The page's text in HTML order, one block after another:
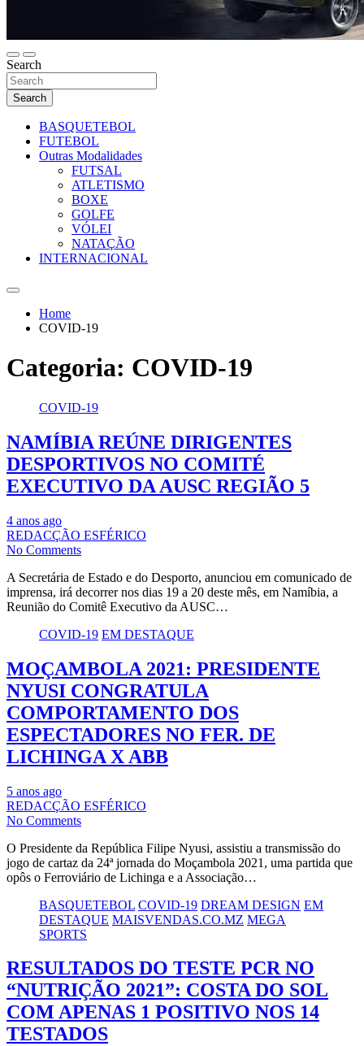
Search
Search
BASQUETEBOL
FUTEBOL
Outras Modalidades
FUTSAL
ATLETISMO
BOXE
GOLFE
VÓLEI
NATAÇÃO
INTERNACIONAL
Home
COVID-19
Categoria: COVID-19
COVID-19
NAMÍBIA REÚNE DIRIGENTES
DESPORTIVOS NO COMITÉ
EXECUTIVO DA AUSC REGIÃO 5
4 anos ago
REDACÇÃO ESFÉRICO
No Comments
A Secretária de Estado e do Desporto, anunciou em comunicado de
imprensa, irá decorrer nos dias 19 a 20 deste mês, em Namíbia, a
Reunião do Comitê Executivo da AUSC…
COVID-19 EM DESTAQUE
MOÇAMBOLA 2021: PRESIDENTE
NYUSI CONGRATULA
COMPORTAMENTO DOS
ESPECTADORES NO FER. DE
LICHINGA X ABB
5 anos ago
REDACÇÃO ESFÉRICO
No Comments
O Presidente da República Filipe Nyusi, assistiu a transmissão do
jogo de cartaz da 24ª jornada do Moçambola 2021, uma partida que
opôs o Ferroviário de Lichinga e a Associação…
BASQUETEBOL COVID-19 DREAM DESIGN EM
DESTAQUE MAISVENDAS.CO.MZ MEGA
SPORTS
RESULTADOS DO TESTE PCR NO
“NUTRIÇÃO 2021”: COSTA DO SOL
COM APENAS 1 POSITIVO NOS 14
TESTADOS